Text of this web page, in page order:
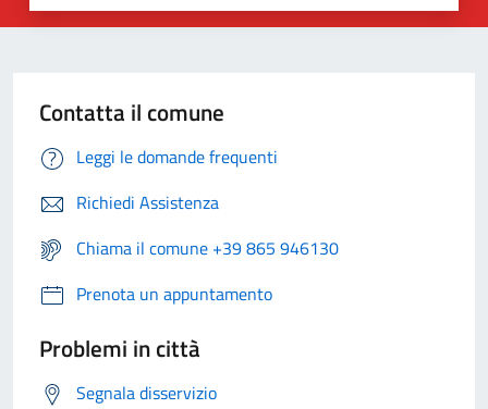
Contatta il comune
Leggi le domande frequenti
Richiedi Assistenza
Chiama il comune +39 865 946130
Prenota un appuntamento
Problemi in città
Segnala disservizio